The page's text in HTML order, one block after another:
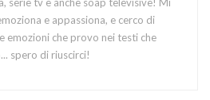
e appassiona, e cerco di
emozioni che provo nei testi che
spero di riuscirci!